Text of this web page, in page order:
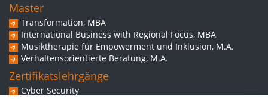
Master
Transformation, MBA
International Business with Regional Focus, MBA
Musiktherapie für Empowerment und Inklusion, M.A.
Verhaltensorientierte Beratung, M.A.
Zertifikatslehrgänge
Cyber Security